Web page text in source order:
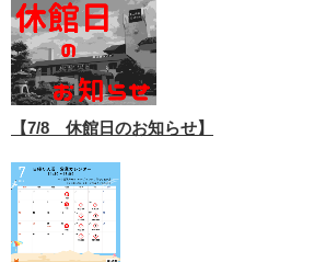
【7/8 休館日のお知らせ】